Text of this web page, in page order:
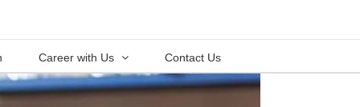
Career with Us Contact Us